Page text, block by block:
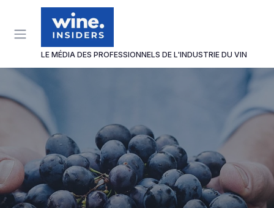
LE MÉDIA DES PROFESSIONNELS DE L'INDUSTRIE DU VIN
Panneau de gestion des cookies